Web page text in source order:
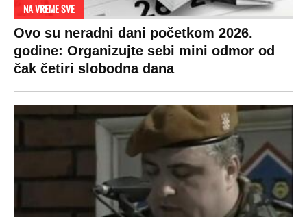
NA VREME SVE
Ovo su neradni dani početkom 2026.
godine: Organizujte sebi mini odmor od
čak četiri slobodna dana